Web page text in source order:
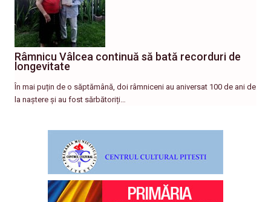
Râmnicu Vâlcea continuă să bată recorduri de
longevitate
În mai puțin de o săptămână, doi râmniceni au aniversat 100 de ani de
la naștere și au fost sărbătoriți…